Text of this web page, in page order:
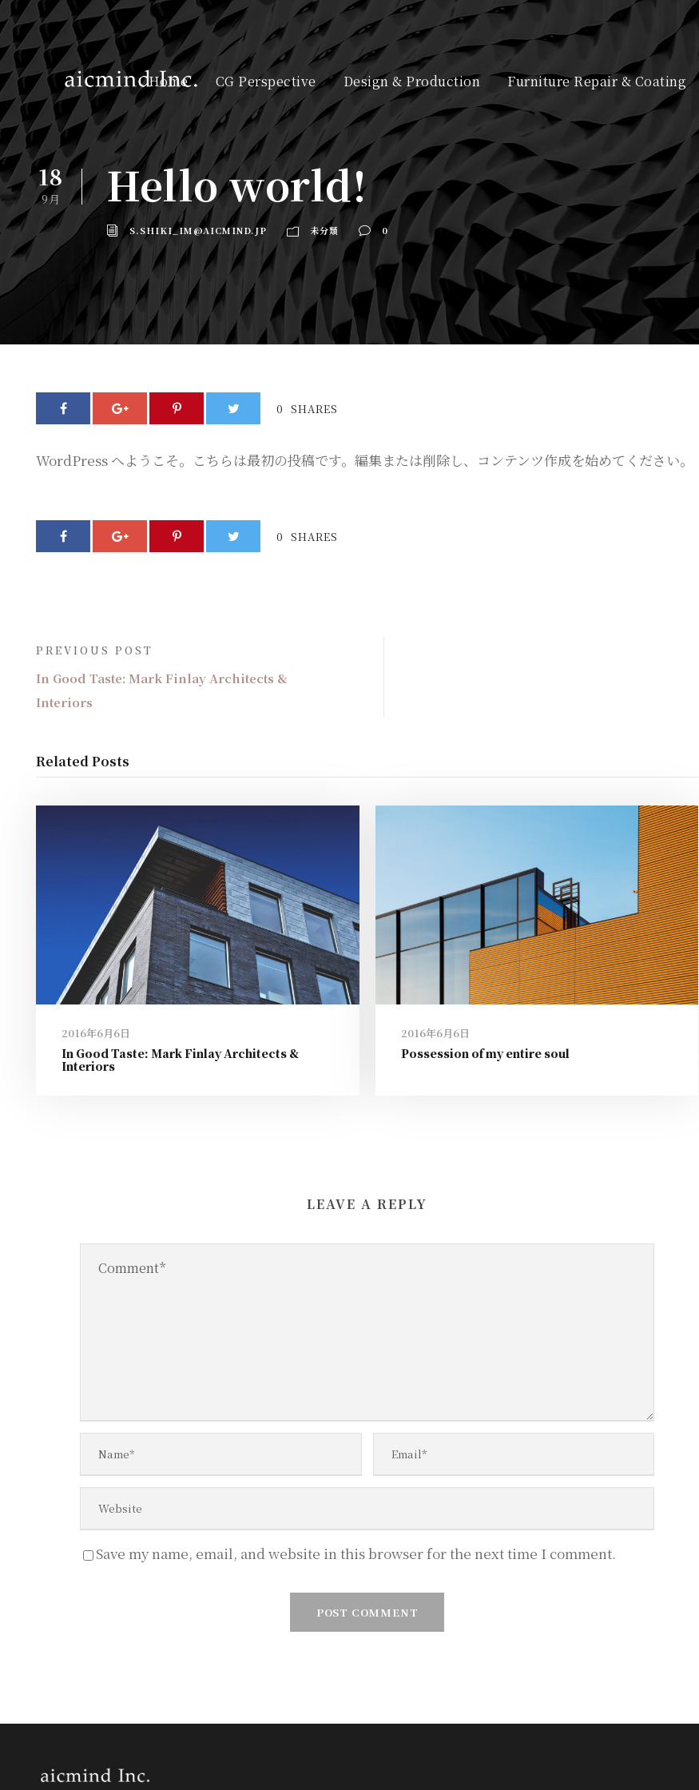
Home CG Perspective Design & Production Furniture Repair & Coating
18
9月 Hello world!
S.SHIKI_IM@AICMIND.JP 未分類 0
0 SHARES
WordPress へようこそ。こちらは最初の投稿です。編集または削除し、コンテンツ作成を始めてください。
0 SHARES
PREVIOUS POST
In Good Taste: Mark Finlay Architects &
Interiors
Related Posts
2016年6月6日
In Good Taste: Mark Finlay Architects &
Interiors
2016年6月6日
Possession of my entire soul
LEAVE A REPLY
Save my name, email, and website in this browser for the next time I comment.